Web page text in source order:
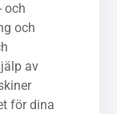
och
och
av
för dina